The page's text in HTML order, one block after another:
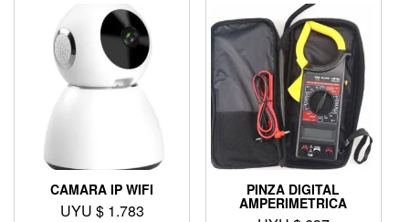
CAMARA IP WIFI
UYU $ 1.783
PINZA DIGITAL
AMPERIMETRICA